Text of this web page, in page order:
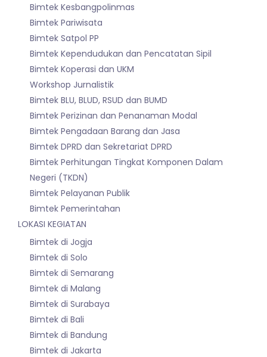
Bimtek Kesbangpolinmas
Bimtek Pariwisata
Bimtek Satpol PP
Bimtek Kependudukan dan Pencatatan Sipil
Bimtek Koperasi dan UKM
Workshop Jurnalistik
Bimtek BLU, BLUD, RSUD dan BUMD
Bimtek Perizinan dan Penanaman Modal
Bimtek Pengadaan Barang dan Jasa
Bimtek DPRD dan Sekretariat DPRD
Bimtek Perhitungan Tingkat Komponen Dalam
Negeri (TKDN)
Bimtek Pelayanan Publik
Bimtek Pemerintahan
LOKASI KEGIATAN
Bimtek di Jogja
Bimtek di Solo
Bimtek di Semarang
Bimtek di Malang
Bimtek di Surabaya
Bimtek di Bali
Bimtek di Bandung
Bimtek di Jakarta